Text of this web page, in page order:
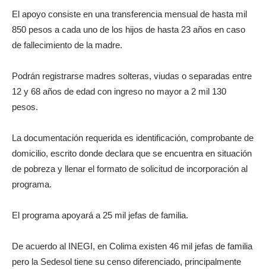
El apoyo consiste en una transferencia mensual de hasta mil
850 pesos a cada uno de los hijos de hasta 23 años en caso
de fallecimiento de la madre.
Podrán registrarse madres solteras, viudas o separadas entre
12 y 68 años de edad con ingreso no mayor a 2 mil 130
pesos.
La documentación requerida es identificación, comprobante de
domicilio, escrito donde declara que se encuentra en situación
de pobreza y llenar el formato de solicitud de incorporación al
programa.
El programa apoyará a 25 mil jefas de familia.
De acuerdo al INEGI, en Colima existen 46 mil jefas de familia
pero la Sedesol tiene su censo diferenciado, principalmente